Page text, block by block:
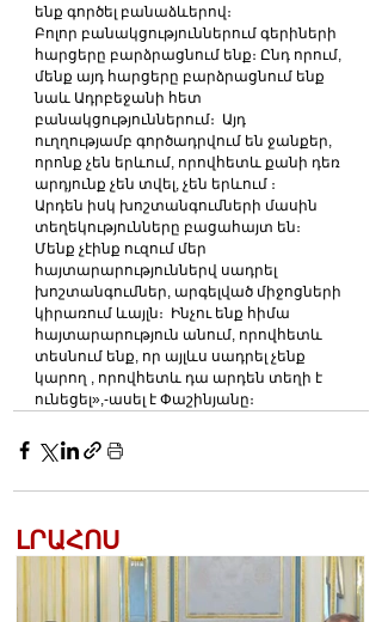
ենք գործել բանաձևերով։
Բոլոր բանակցություններում գերիների
հարցերը բարձրացնում ենք։ Ընդ որում,
մենք այդ հարցերը բարձրացնում ենք
նաև Ադրբեջանի հետ
բանակցություններում։  Այդ
ուղղությամբ գործադրվում են ջանքեր,
որոնք չեն երևում, որովհետև քանի դեռ
արդյունք չեն տվել, չեն երևում ։
Արդեն իսկ խոշտանգումների մասին
տեղեկությունները բացահայտ են։
Մենք չէինք ուզում մեր
հայտարարություններվ սադրել
խոշտանգումներ, արգելված միջոցների
կիրառում ևայլն։  Ինչու ենք հիմա
հայտարարություն անում, որովհետև
տեսնում ենք, որ այլևս սադրել չենք
կարող , որովհետև դա արդեն տեղի է
ունեցել»,-ասել է Փաշինյանը։
ԼՐԱՀՈՍ